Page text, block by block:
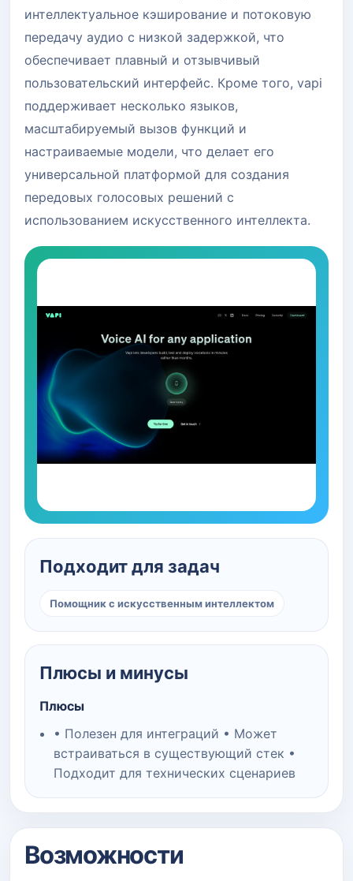
интеллектуальное кэширование и потоковую
передачу аудио с низкой задержкой, что
обеспечивает плавный и отзывчивый
пользовательский интерфейс. Кроме того, vapi
поддерживает несколько языков,
масштабируемый вызов функций и
настраиваемые модели, что делает его
универсальной платформой для создания
передовых голосовых решений с
использованием искусственного интеллекта.
Подходит для задач
Помощник с искусственным интеллектом
Плюсы и минусы
Плюсы
• Полезен для интеграций • Может
встраиваться в существующий стек •
Подходит для технических сценариев
Возможности